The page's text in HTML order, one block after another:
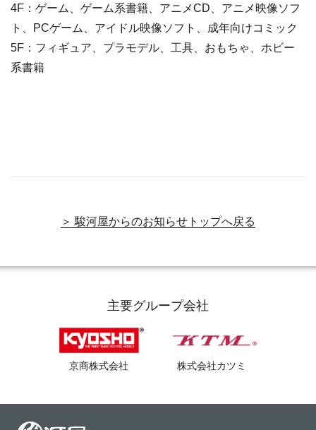
4F：ゲーム、ゲーム系書籍、アニメCD、アニメ映像ソフ
ト、PCゲーム、アイドル映像ソフト、成年向けコミック
5F：フィギュア、プラモデル、工具、おもちゃ、ホビー
系書籍
＞ 駿河屋からのお知らせトップへ戻る
主要グループ会社
京商株式会社 株式会社カツミ